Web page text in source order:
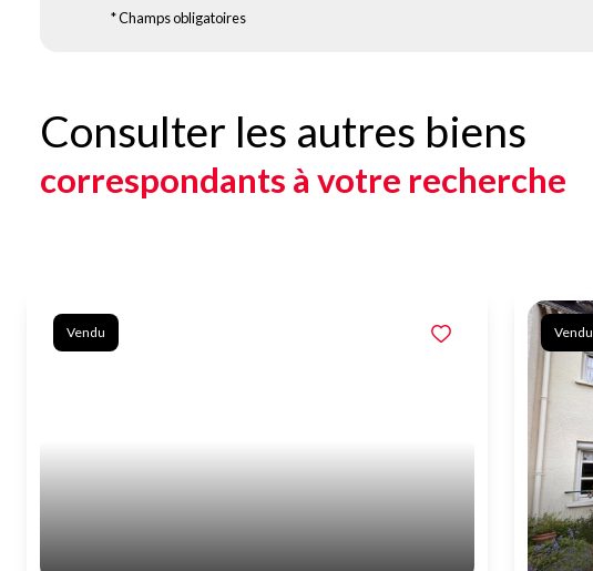
* Champs obligatoires
Consulter les autres biens
correspondants à votre recherche
Vendu Vendu